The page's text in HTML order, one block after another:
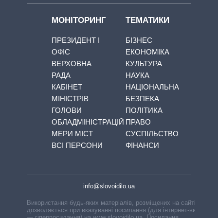
МОНІТОРИНГ
ПРЕЗИДЕНТ І
ОФІС
ВЕРХОВНА
РАДА
КАБІНЕТ
МІНІСТРІВ
ГОЛОВИ
ОБЛАДМІНІСТРАЦІЙ
МЕРИ МІСТ
ВСІ ПЕРСОНИ
ТЕМАТИКИ
БІЗНЕС
ЕКОНОМІКА
КУЛЬТУРА
НАУКА
НАЦІОНАЛЬНА
БЕЗПЕКА
ПОЛІТИКА
ПРАВО
СУСПІЛЬСТВО
ФІНАНСИ
info@slovoidilo.ua
Використання будь-яких матеріалів, розміщених на сайті,
дозволяється при вказуванні посилання (для інтернет-видань